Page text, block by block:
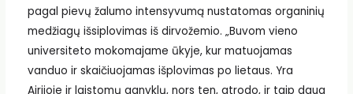
pagal pievų žalumo intensyvumą nustatomas organinių
medžiagų išsiplovimas iš dirvožemio. „Buvom vieno
universiteto mokomajame ūkyje, kur matuojamas
vanduo ir skaičiuojamas išplovimas po lietaus. Yra
Airijoje ir laistomų ganyklų, nors ten, atrodo, ir taip daug